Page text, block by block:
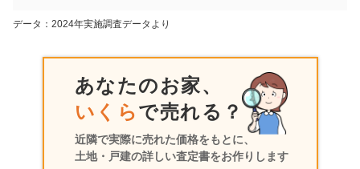
データ：2024年実施調査データより
あなたのお家、
いくらで売れる？
近隣で実際に売れた価格をもとに、
土地・戸建の詳しい査定書をお作りします